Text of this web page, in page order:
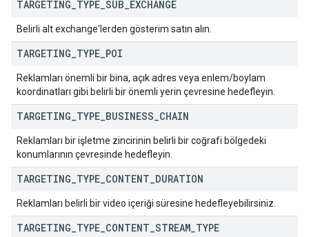
TARGETING TYPE SUB EXCHANGE
Belirli alt exchange'lerden gösterim satın alın.
TARGETING TYPE POI
Reklamları önemli bir bina, açık adres veya enlem/boylam
koordinatları gibi belirli bir önemli yerin çevresine hedefleyin.
TARGETING TYPE BUSINESS CHAIN
Reklamları bir işletme zincirinin belirli bir coğrafi bölgedeki
konumlarının çevresinde hedefleyin.
TARGETING TYPE CONTENT DURATION
Reklamları belirli bir video içeriği süresine hedefleyebilirsiniz.
TARGETING TYPE CONTENT STREAM TYPE